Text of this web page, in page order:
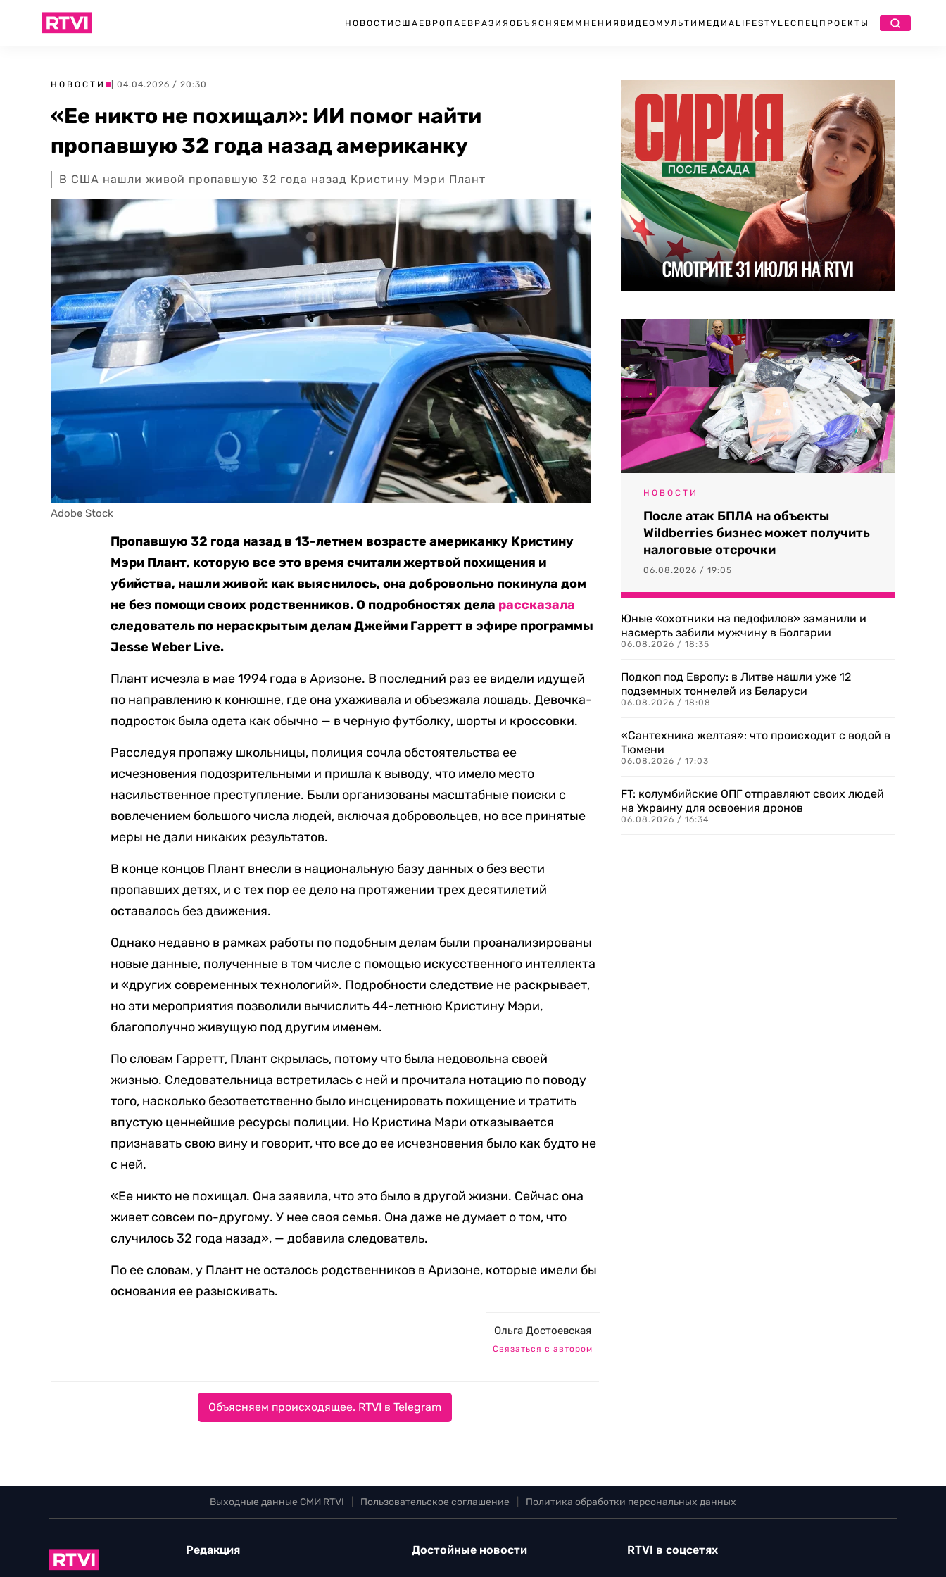
НОВОСТИ США ЕВРОПА ЕВРАЗИЯ ОБЪЯСНЯЕМ МНЕНИЯ ВИДЕО МУЛЬТИМЕДИА LIFESTYLEСПЕЦПРОЕКТЫ
НОВОСТИ | 04.04.2026 / 20:30
«Ее никто не похищал»: ИИ помог найти
пропавшую 32 года назад американку
В США нашли живой пропавшую 32 года назад Кристину Мэри Плант
Adobe Stock
Пропавшую 32 года назад в 13-летнем возрасте американку Кристину
Мэри Плант, которую все это время считали жертвой похищения и
убийства, нашли живой: как выяснилось, она добровольно покинула дом
не без помощи своих родственников. О подробностях дела рассказала
следователь по нераскрытым делам Джейми Гарретт в эфире программы
Jesse Weber Live.
Плант исчезла в мае 1994 года в Аризоне. В последний раз ее видели идущей
по направлению к конюшне, где она ухаживала и объезжала лошадь. Девочка-
подросток была одета как обычно — в черную футболку, шорты и кроссовки.
Расследуя пропажу школьницы, полиция сочла обстоятельства ее
исчезновения подозрительными и пришла к выводу, что имело место
насильственное преступление. Были организованы масштабные поиски с
вовлечением большого числа людей, включая добровольцев, но все принятые
меры не дали никаких результатов.
В конце концов Плант внесли в национальную базу данных о без вести
пропавших детях, и с тех пор ее дело на протяжении трех десятилетий
оставалось без движения.
Однако недавно в рамках работы по подобным делам были проанализированы
новые данные, полученные в том числе с помощью искусственного интеллекта
и «других современных технологий». Подробности следствие не раскрывает,
но эти мероприятия позволили вычислить 44-летнюю Кристину Мэри,
благополучно живущую под другим именем.
По словам Гарретт, Плант скрылась, потому что была недовольна своей
жизнью. Следовательница встретилась с ней и прочитала нотацию по поводу
того, насколько безответственно было инсценировать похищение и тратить
впустую ценнейшие ресурсы полиции. Но Кристина Мэри отказывается
признавать свою вину и говорит, что все до ее исчезновения было как будто не
с ней.
«Ее никто не похищал. Она заявила, что это было в другой жизни. Сейчас она
живет совсем по-другому. У нее своя семья. Она даже не думает о том, что
случилось 32 года назад», — добавила следователь.
По ее словам, у Плант не осталось родственников в Аризоне, которые имели бы
основания ее разыскивать.
Ольга Достоевская
Связаться с автором
Объясняем происходящее. RTVI в Telegram
НОВОСТИ
После атак БПЛА на объекты
Wildberries бизнес может получить
налоговые отсрочки
06.08.2026 / 19:05
Юные «охотники на педофилов» заманили и
насмерть забили мужчину в Болгарии
06.08.2026 / 18:35
Подкоп под Европу: в Литве нашли уже 12
подземных тоннелей из Беларуси
06.08.2026 / 18:08
«Сантехника желтая»: что происходит с водой в
Тюмени
06.08.2026 / 17:03
FT: колумбийские ОПГ отправляют своих людей
на Украину для освоения дронов
06.08.2026 / 16:34
Выходные данные СМИ RTVI Пользовательское соглашение Политика обработки персональных данных
Редакция Достойные новости RTVI в соцсетях